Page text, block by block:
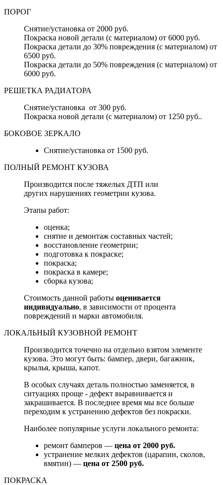
ПОРОГ
Снятие/установка от 2000 руб.
Покраска новой детали (с материалом) от 6000 руб.
Покраска детали до 30% повреждения (с материалом) от
6500 руб.
Покраска детали до 50% повреждения (с материалом) от
6000 руб.
РЕШЕТКА РАДИАТОРА
Снятие/установка от 300 руб.
Покраска новой детали (с материалом) от 1250 руб..
БОКОВОЕ ЗЕРКАЛО
Снятие/установка от 1500 руб.
ПОЛНЫЙ РЕМОНТ КУЗОВА
Производится после тяжелых ДТП или
других нарушениях геометрии кузова.
Этапы работ:
оценка;
снятие и демонтаж составных частей;
восстановление геометрии;
подготовка к покраске;
покраска;
покраска в камере;
сборка кузова;
Стоимость данной работы оценивается
индивидуально, в зависимости от процента
повреждений и марки автомобиля.
ЛОКАЛЬНЫЙ КУЗОВНОЙ РЕМОНТ
Производится точечно на отдельно взятом элементе
кузова. Это могут быть: бампер, двери, багажник,
крылья, крыша, капот.
В особых случаях деталь полностью заменяется, в
ситуациях проще - дефект выравнивается и
закрашивается. В последнее время мы все больше
переходим к устранению дефектов без покраски.
Наиболее популярные услуги локального ремонта:
ремонт бамперов — цена от 2000 руб.
устранение мелких дефектов (царапин, сколов,
вмятин) — цена от 2500 руб.
ПОКРАСКА